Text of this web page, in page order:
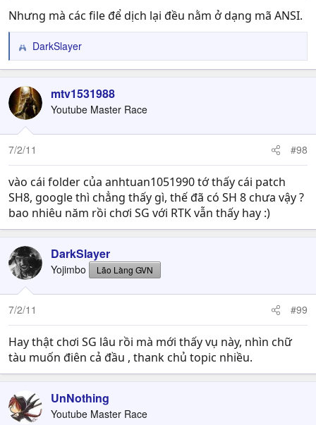
Nhưng mà các file để dịch lại đều nằm ở dạng mã ANSI.
R
e
c
t
i
o
n
s
DarkSlayer
mtv1531988
Youtube Master Race
7/2/11 #98
vào cái folder của anhtuan1051990 tớ thấy cái patch
SH8, google thì chẳng thấy gì, thế đã có SH 8 chưa vậy ?
bao nhiêu năm rồi chơi SG với RTK vẫn thấy hay :)
DarkSlayer
Yojimbo Lão Làng GVN
7/2/11 #99
Hay thật chơi SG lâu rồi mà mới thấy vụ này, nhìn chữ
tàu muốn điên cả đầu , thank chủ topic nhiều.
UnNothing
Youtube Master Race